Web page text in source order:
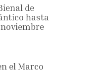
de
hasta
el Marco